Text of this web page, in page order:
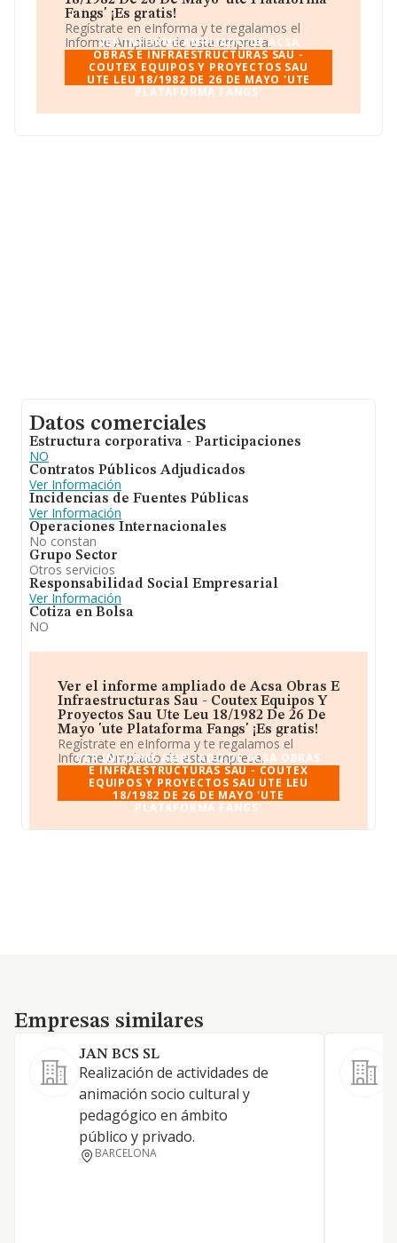
Fangs' ¡Es gratis!
Regístrate en eInforma y te regalamos el
Informe Ampliado de esta empresa.
VER INFORME AMPLIADO DE ACSA
OBRAS E INFRAESTRUCTURAS SAU -
COUTEX EQUIPOS Y PROYECTOS SAU
UTE LEU 18/1982 DE 26 DE MAYO 'UTE
PLATAFORMA FANGS'
Datos comerciales
Estructura corporativa - Participaciones
NO
Contratos Públicos Adjudicados
Ver Información
Incidencias de Fuentes Públicas
Ver Información
Operaciones Internacionales
No constan
Grupo Sector
Otros servicios
Responsabilidad Social Empresarial
Ver Información
Cotiza en Bolsa
NO
Ver el informe ampliado de Acsa Obras E
Infraestructuras Sau - Coutex Equipos Y
Proyectos Sau Ute Leu 18/1982 De 26 De
Mayo 'ute Plataforma Fangs' ¡Es gratis!
Regístrate en eInforma y te regalamos el
Informe Ampliado de esta empresa.
VER INFORME AMPLIADO DE ACSA OBRAS
E INFRAESTRUCTURAS SAU - COUTEX
EQUIPOS Y PROYECTOS SAU UTE LEU
18/1982 DE 26 DE MAYO 'UTE
PLATAFORMA FANGS'
Empresas similares
Empresas similares
JAN BCS SL
Realización de actividades de
animación socio cultural y
pedagógico en ámbito
público y privado.
BARCELONA